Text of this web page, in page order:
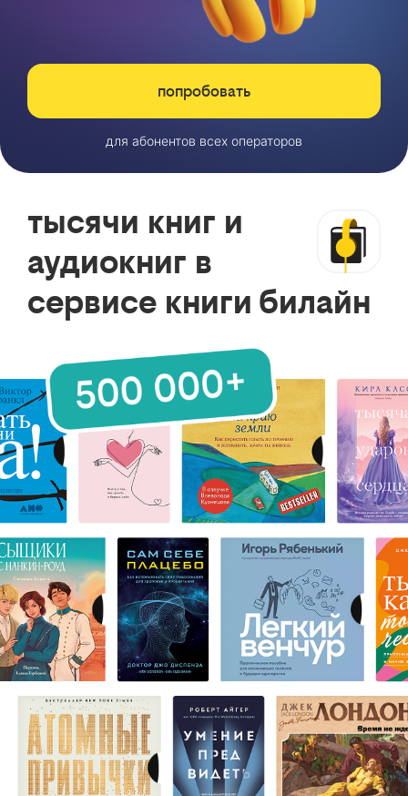
попробовать
для абонентов всех операторов
тысячи книг и
аудиокниг в
сервисе книги билайн